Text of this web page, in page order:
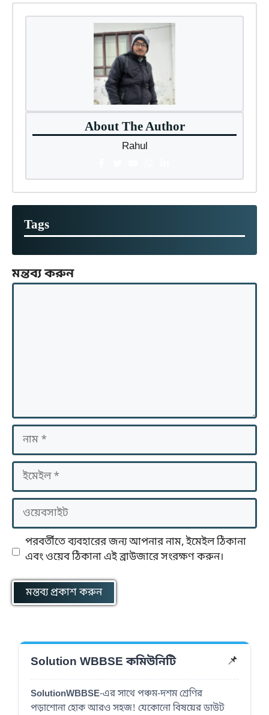
About The Author
Rahul
Tags
মন্তব্য করুন
মন্তব্য
নাম
ইমেইল
ওয়েবসাইট
পরবর্তীতে ব্যবহারের জন্য আপনার নাম, ইমেইল ঠিকানা
এবং ওয়েব ঠিকানা এই ব্রাউজারে সংরক্ষণ করুন।
Solution WBBSE কমিউনিটি 📌
SolutionWBBSE-এর সাথে পঞ্চম-দশম শ্রেণির
পড়াশোনা হোক আরও সহজ! যেকোনো বিষয়ের ডাউট